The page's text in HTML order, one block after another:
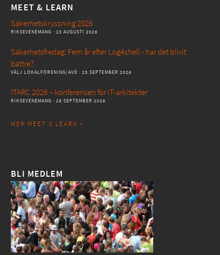
MEET & LEARN
Säkerhetskryssning 2026
RIKSEVENEMANG · 23 AUGUSTI 2026
Säkerhetsfredag: Fem år efter Log4shell - har det blivit
bättre?
VÄLJ LOKALFÖRENING/AVD · 25 SEPTEMBER 2026
ITARC 2026 – konferensen för IT-arkitekter
RIKSEVENEMANG · 28 SEPTEMBER 2026
MER MEET & LEARN »
BLI MEDLEM